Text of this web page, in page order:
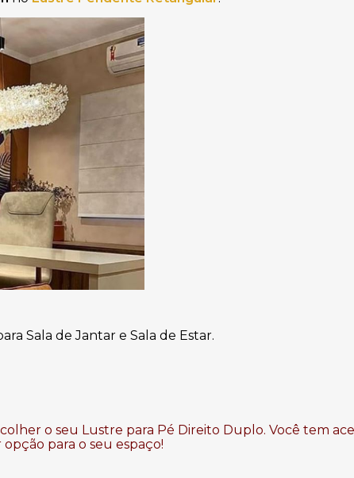
Sala de Jantar e Sala de Estar.
o seu Lustre para Pé Direito Duplo. Você tem
para o seu espaço!